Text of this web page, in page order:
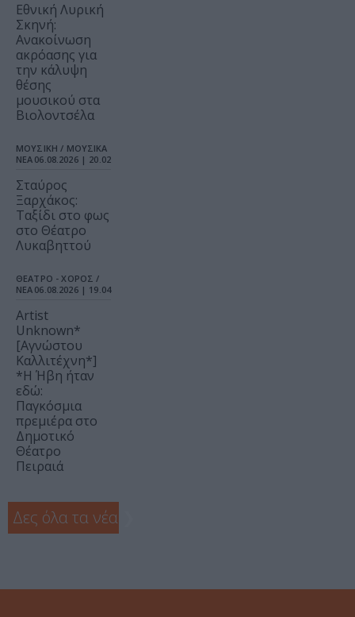
Εθνική Λυρική
Σκηνή:
Ανακοίνωση
ακρόασης για
την κάλυψη
θέσης
μουσικού στα
Βιολοντσέλα
ΜΟΥΣΙΚΗ / ΜΟΥΣΙΚΑ
ΝΕΑ 06.08.2026 | 20.02
Σταύρος
Ξαρχάκος:
Ταξίδι στο φως
στο Θέατρο
Λυκαβηττού
ΘΕΑΤΡΟ - ΧΟΡΟΣ /
ΝΕΑ 06.08.2026 | 19.04
Artist
Unknown*
[Αγνώστου
Καλλιτέχνη*]
*Η Ήβη ήταν
εδώ:
Παγκόσμια
πρεμιέρα στο
Δημοτικό
Θέατρο
Πειραιά
Δες όλα τα νέα